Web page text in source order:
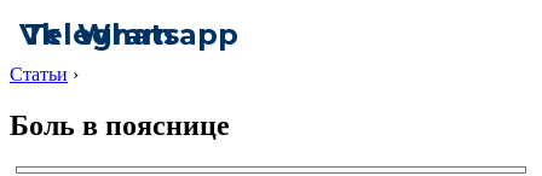
Vk
Telegram
Whatsapp
Статьи ›
Боль в пояснице